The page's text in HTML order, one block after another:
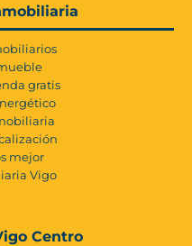
gratis
mejor
Vigo
Centro